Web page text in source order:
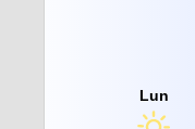
Lun